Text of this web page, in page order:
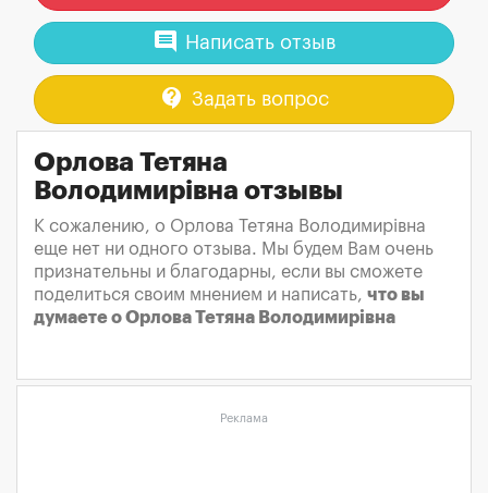
comment Написать отзыв
contact_support Задать вопрос
Орлова Тетяна
Володимирівна отзывы
К сожалению, о Орлова Тетяна Володимирівна
еще нет ни одного отзыва. Мы будем Вам очень
признательны и благодарны, если вы сможете
поделиться своим мнением и написать, что вы
думаете о Орлова Тетяна Володимирівна
Реклама